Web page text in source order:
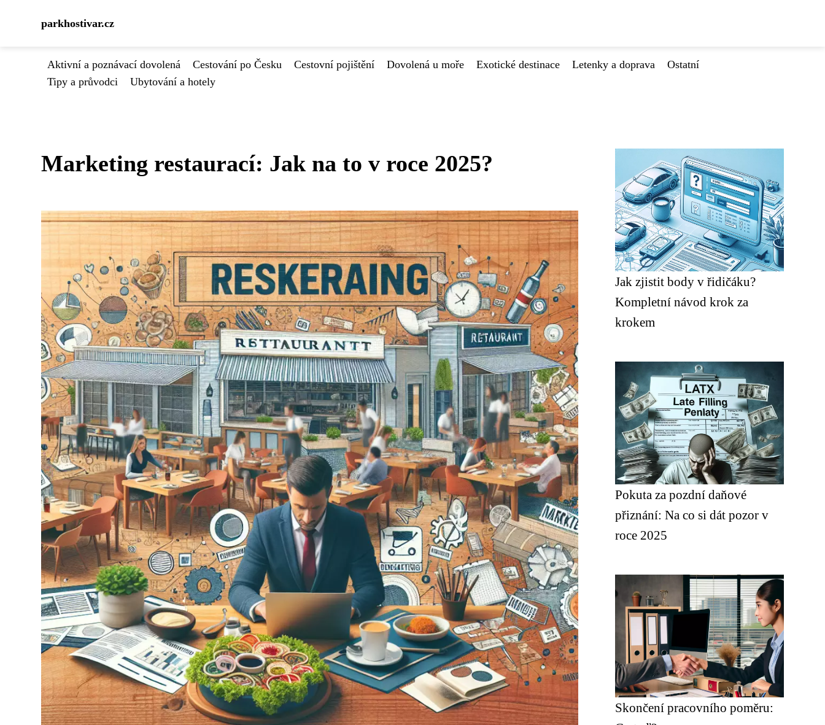
parkhostivar.cz
Aktivní a poznávací dovolená Cestování po Česku Cestovní pojištění Dovolená u moře Exotické destinace Letenky a doprava
Ostatní
Tipy a průvodci
Ubytování a hotely
Marketing restaurací: Jak na to v roce 2025?
Jak zjistit body v řidičáku?
Kompletní návod krok za
krokem
Pokuta za pozdní daňové
přiznání: Na co si dát pozor v
roce 2025
Skončení pracovního poměru: